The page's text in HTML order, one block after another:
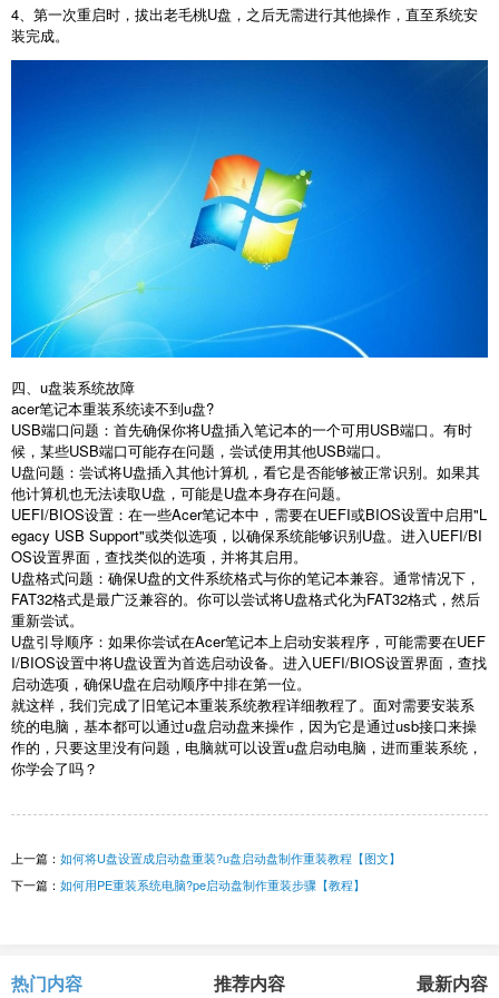
4、第一次重启时，拔出老毛桃U盘，之后无需进行其他操作，直至系统安
装完成。
四、 u盘装系统故障
acer笔记本重装系统读不到u盘?
USB端口问题：首先确保你将U盘插入笔记本的一个可用USB端口。有时
候，某些USB端口可能存在问题，尝试使用其他USB端口。
U盘问题：尝试将U盘插入其他计算机，看它是否能够被正常识别。如果其
他计算机也无法读取U盘，可能是U盘本身存在问题。
UEFI/BIOS设置：在一些Acer笔记本中，需要在UEFI或BIOS设置中启用"L
egacy USB Support"或类似选项，以确保系统能够识别U盘。进入 UEFI/BI
OS设置界面，查找类似的选项，并将其启用。
U盘格式问题：确保U盘的文件系统格式与你的笔记本兼容。通常情况下，
FAT32格式是最广泛兼容的。你可以尝试将U盘格式化为FAT32格式，然后
重新尝试。
U盘引导顺序：如果你尝试在Acer笔记本上启动安装程序，可能需要在UEF
I/BIOS设置中将U盘设置为首选启动设备。进入 UEFI/BIOS设置界面，查找
启动选项，确保U盘在启动顺序中排在第一位。
就这样，我们完成了旧笔记本重装系统教程详细教程了。面对需要安装系
统的电脑，基本都可以通过u盘启动盘来操作，因为它是通过usb接口来操
作的，只要这里没有问题，电脑就可以设置u盘启动电脑，进而重装系统，
你学会了吗？
上一篇： 如何将U盘设置成启动盘重装?u盘启动盘制作重装教程【图文】
下一篇： 如何用PE重装系统电脑?pe启动盘制作重装步骤【教程】
热门内容 推荐内容 最新内容